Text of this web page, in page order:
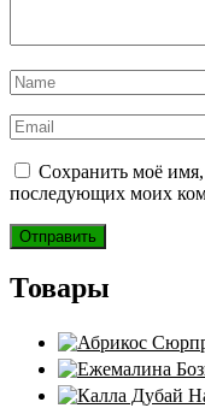
Сохранить моё имя,
последующих моих
Товары